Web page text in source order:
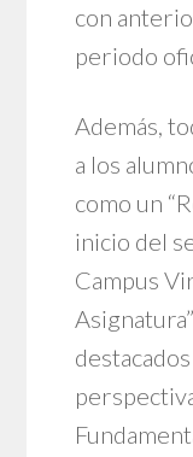
con
periodo
Además,
a los
como un
inicio del
Campus